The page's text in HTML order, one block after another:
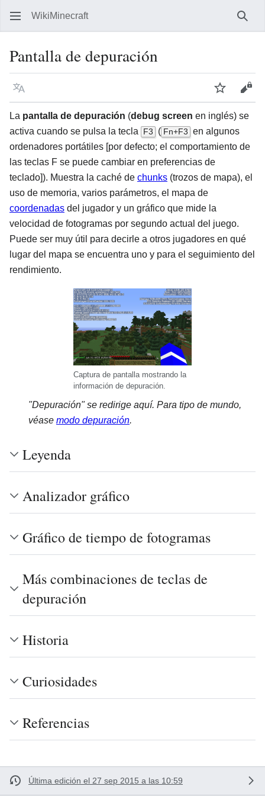
WikiMinecraft
Pantalla de depuración
Idioma VigilarVer
La pantalla de depuración (debug screen en inglés) se
activa cuando se pulsa la tecla
F3 ( Fn+F3 en algunos
ordenadores portátiles [por defecto; el comportamiento de
las teclas F se puede cambiar en preferencias de
teclado]). Muestra la caché de chunks (trozos de mapa), el
uso de memoria, varios parámetros, el mapa de
coordenadas del jugador y un gráfico que mide la
velocidad de fotogramas por segundo actual del juego.
Puede ser muy útil para decirle a otros jugadores en qué
lugar del mapa se encuentra uno y para el seguimiento del
rendimiento.
Captura de pantalla mostrando la
información de depuración.
"Depuración" se redirige aquí. Para tipo de mundo,
véase modo depuración.
Leyenda
Analizador gráfico
Gráfico de tiempo de fotogramas
Más combinaciones de teclas de
depuración
Historia
Curiosidades
Referencias
Última edición el 27 sep 2015 a las 10:59